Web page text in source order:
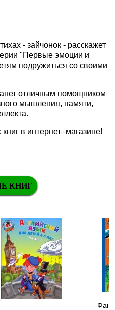
- зайчонок - расскажет
"Первые эмоции и
подружиться со своими
отличным помощником
мышления, памяти,
в интернет–магазине!
КНИГ